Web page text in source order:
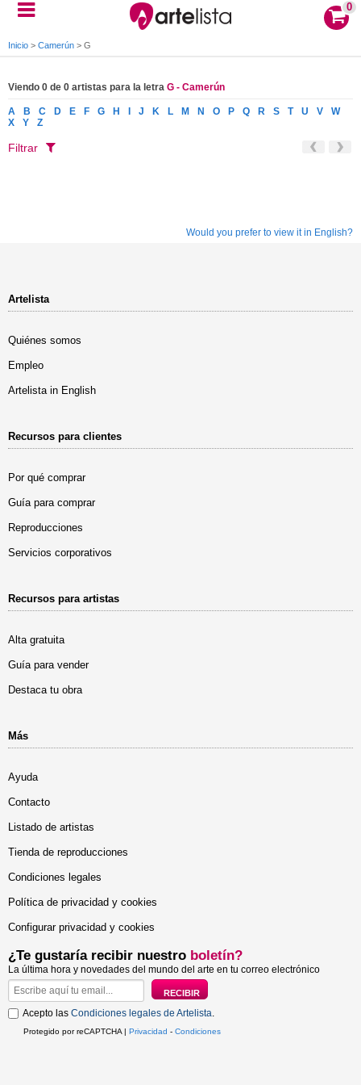
0
Inicio > Camerún > G
Viendo 0 de 0 artistas para la letra G - Camerún
A B C D E F G H J K L M N O P Q R S T U V
W
X
Y Z
Filtrar
Would you prefer to view it in English?
Artelista
Quiénes somos
Empleo
Artelista in English
Recursos para clientes
Por qué comprar
Guía para comprar
Reproducciones
Servicios corporativos
Recursos para artistas
Alta gratuita
Guía para vender
Destaca tu obra
Más
Ayuda
Contacto
Listado de artistas
Tienda de reproducciones
Condiciones legales
Política de privacidad y cookies
Configurar privacidad y cookies
¿Te gustaría recibir nuestro boletín?
La última hora y novedades del mundo del arte en tu correo electrónico
Acepto las Condiciones legales de Artelista.
Protegido por reCAPTCHA | Privacidad - Condiciones